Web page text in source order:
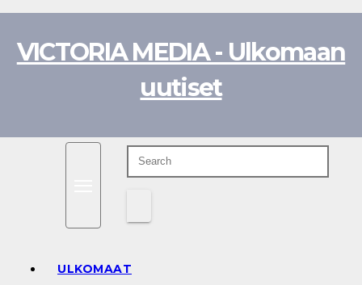
Skip
content
VICTORIA MEDIA - Ulkomaan
uutiset
ULKOMAAT